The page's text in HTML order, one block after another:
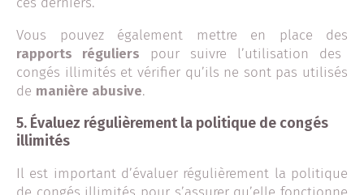
Vous pouvez également mettre en place des
rapports réguliers pour suivre l’utilisation des
congés illimités et vérifier qu’ils ne sont pas utilisés
de manière abusive.
5. Évaluez régulièrement la politique de congés
illimités
Il est important d’évaluer régulièrement la politique